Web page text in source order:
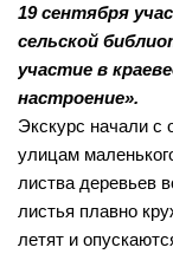
А-Г
Наши успехи
Проекты
Конкурсы
Нормативно —
Результаты
19 сентября
сельской
участие в
настроение».
Экскурс начали с
улицам
листва деревьев
листья плавно
летят и